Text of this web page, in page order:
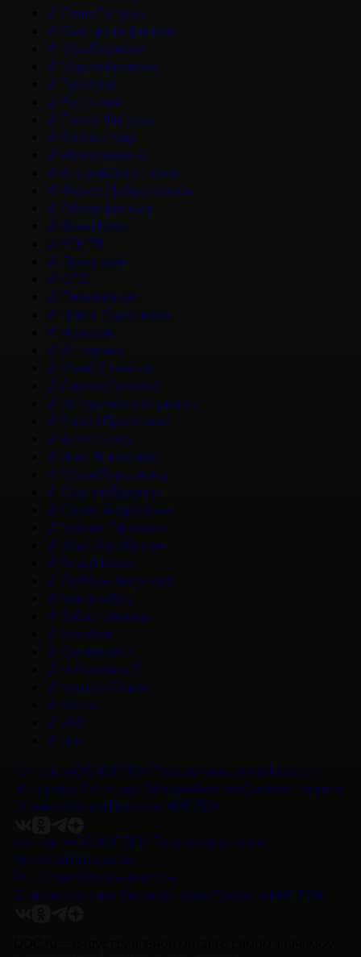
# Саша Петров
# Смотреть фильмы
# Юра Борисов
# Мария Аронова
# Трейлер
# Рецензия
# После Фишера
# Война и Мир
# Новости кино
#Андрей Золотарев
# Федор Добронравов
# Обзор фильма
# Фонд Кино
# РЕН ТВ
# Домашний
# СТС
# Пятый канал
# Чайка Терешкова
# Невский
# Интервью
# Юрий Стоянов
#Лариса Гузеева
# История его служанки
# Павел Прилучный
#Актер кино
# Иван Янковский
# Юлия Пересильд
# Сергей Бурунов
# Сарик Андреасян
# Михаил Ефремов
# Иван Охлобыстин
# Влад Ценев
#Любовь Аксенова
# Милана Бру
#Зубастая няня
# Колобок
# Смешарики
# Чебурашка 3
# Матвей Лыков
#Холод
# НМГ
# док
Контакты Об НМГ ДОКПредложите идею Новости
Интервью Рецензии ОбзорыАнонсы Снимается кино
Энциклопедия Проекты НМГ ДОК
Контакты Об НМГ ДОКПредложите идею
Новости Интервью
Рецензии ОбзорыАнонсы
Снимается кино Энциклопедия Проекты НМГ ДОК